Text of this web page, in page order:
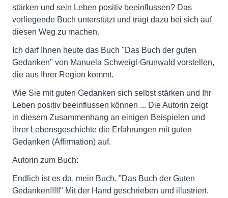
stärken und sein Leben positiv beeinflussen? Das
vorliegende Buch unterstützt und trägt dazu bei sich auf
diesen Weg zu machen.
Ich darf Ihnen heute das Buch "Das Buch der guten
Gedanken" von Manuela Schweigl-Grunwald vorstellen,
die aus Ihrer Region kommt.
Wie Sie mit guten Gedanken sich selbst stärken und Ihr
Leben positiv beeinflussen können ... Die Autorin zeigt
in diesem Zusammenhang an einigen Beispielen und
ihrer Lebensgeschichte die Erfahrungen mit guten
Gedanken (Affirmation) auf.
Autorin zum Buch:
Endlich ist es da, mein Buch. "Das Buch der Guten
Gedanken!!!!!" Mit der Hand geschrieben und illustriert.